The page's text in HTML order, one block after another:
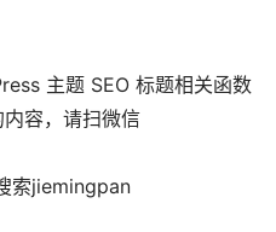
容，请扫微信